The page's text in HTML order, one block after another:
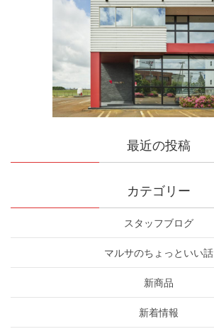
最近の投稿
カテゴリー
スタッフブログ
マルサのちょっといい話
新商品
新着情報